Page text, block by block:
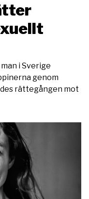
i Sverige
genom
rättegången mot